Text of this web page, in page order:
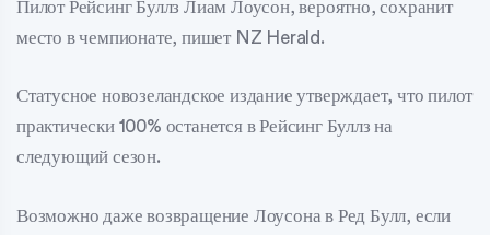
Пилот Рейсинг Буллз Лиам Лоусон, вероятно, сохранит
место в чемпионате, пишет NZ Herald.
Статусное новозеландское издание утверждает, что пилот
практически 100% останется в Рейсинг Буллз на
следующий сезон.
Возможно даже возвращение Лоусона в Ред Булл, если